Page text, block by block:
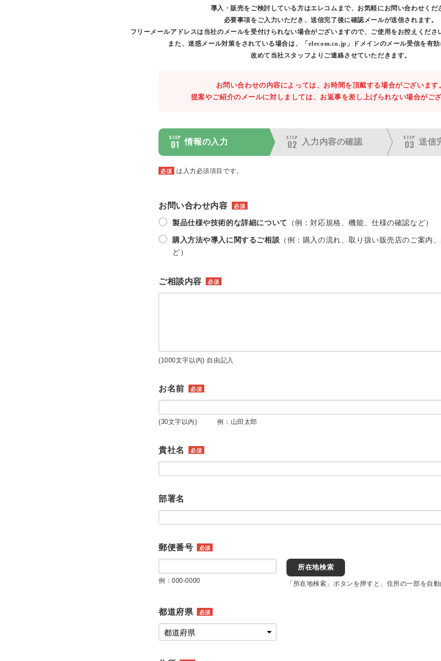
導入・販売をご検討している方はエレコムまで、お気軽にお問い合わせくだ
必要事項をご入力いただき、送信完了後に確認メールが送信されます。
フリーメールアドレスは当社のメールを受付けられない場合がございますので、ご使用をお控えくださ
また、迷惑メール対策をされている場合は、「elecom.co.jp」ドメインのメール受信を有効
改めて当社スタッフよりご連絡させていただきます。
お問い合わせの内容によっては、お時間を頂戴する場合がございます
提案やご紹介のメールに対しましては、お返事を差し上げられない場合がござ
STEP
01 情報の入力
STEP
02 入力内容の確認
STEP
03 送信
必須 は入力必須項目です。
お問い合わせ内容 必須
製品仕様や技術的な詳細について （例：対応規格、機能、仕様の確認など）
購入方法や導入に関するご相談 （例：購入の流れ、取り扱い販売店のご案内
ど）
ご相談内容 必須
(1000文字以内) 自由記入
お名前 必須
(30文字以内) 例：山田太郎
貴社名 必須
部署名
郵便番号 必須
例：000-0000
所在地検索
「所在地検索」ボタンを押すと、住所の一部を自動
都道府県 必須